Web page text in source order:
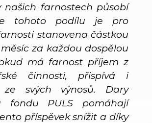
našich farnostech působí
tohoto podílu je pro
stanovena částkou
za každou dospělou
má farnost příjem z
činnosti, přispívá i
ze svých výnosů. Dary
fondu PULS pomáhají
příspěvek snížit a díky